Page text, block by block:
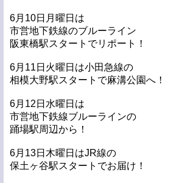
6月10日月曜日は
市営地下鉄線のブルーライン
阪東橋駅スタートでリポート！
6月11日火曜日は小田急線の
相模大野駅スタートで麻溝公園へ！
6月12日水曜日は
市営地下鉄線ブルーラインの
踊場駅周辺から！
6月13日木曜日はJR線の
保土ヶ谷駅スタートでお届け！